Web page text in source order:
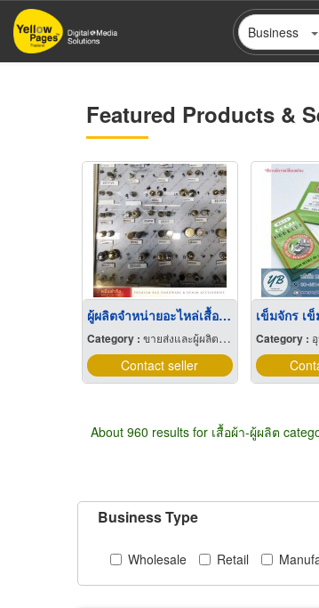
Skip
main
Business
Featured Products &
ผู้ผลิตจำหน่ายอะไหล่เสื้อผ้าและกางเกงยีนส์
Category : ขายส่งและผู้ผลิตกระเป๋าถือ
Contact seller
เข็มจักร เข็
Category : อุ
About 960 results for เสื้อผ้า-ผู้ผลิต
Business Type
Wholesale Retail